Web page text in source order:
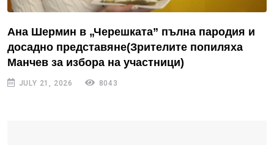
Ана Шермин в „Черешката” пълна пародия и
досадно представяне(Зрителите попиляха
Манчев за избора на участници)
JULY 21, 2026 8043